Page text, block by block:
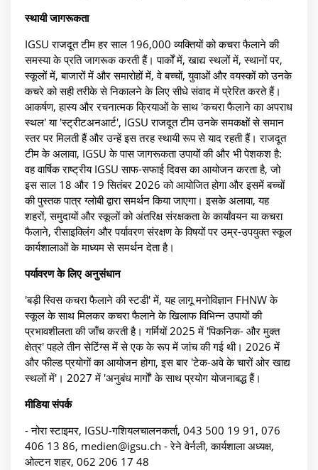
स्थायी जागरूकता
IGSU राजदूत टीम हर साल 196,000 व्यक्तियों को कचरा फैलाने की
समस्या के प्रति जागरूक करती हैं। पार्कों में, खाद्य स्थलों में, स्थानों पर,
स्कूलों में, बाजारों में और समारोहों में, वे बच्चों, युवाओं और वयस्कों को उनके
कचरे को सही तरीके से निकालने के लिए सीधे संवाद में प्रेरित करते हैं।
आकर्षण, हास्य और रचनात्मक क्रियाओं के साथ 'कचरा फैलाने का अपराध
स्थल' या 'स्ट्रीटअनआर्ट', IGSU राजदूत टीम उनके समकक्षों से समान
स्तर पर मिलती हैं और उन्हें इस तरह स्थायी रूप से याद रहती हैं। राजदूत
टीम के अलावा, IGSU के पास जागरूकता उपायों की और भी पेशकश है:
वह वार्षिक राष्ट्रीय IGSU साफ-सफाई दिवस का आयोजन करता है, जो
इस साल 18 और 19 सितंबर 2026 को आयोजित होगा और इसमें बच्चों
की पुस्तक पात्र ग्लोबी द्वारा समर्थन किया जाएगा। इसके अलावा, यह
शहरों, समुदायों और स्कूलों को अंतरिक्ष संरक्षकता के कार्यांवयन या कचरा
फैलाने, रीसाइक्लिंग और पर्यावरण संरक्षण के विषयों पर उम्र-उपयुक्त स्कूल
कार्यशालाओं के माध्यम से समर्थन देता है।
पर्यावरण के लिए अनुसंधान
'बड़ी स्विस कचरा फैलाने की स्टडी' में, यह लागू मनोविज्ञान FHNW के
स्कूल के साथ मिलकर कचरा फैलाने के खिलाफ विभिन्न उपायों की
प्रभावशीलता की जाँच करती है। गर्मियों 2025 में 'पिकनिक- और मुक्त
क्षेत्र' पहले तीन सेटिंग्स में से एक के रूप में जांच की गई थी। 2026 में
और फील्ड प्रयोगों का आयोजन होगा, इस बार 'टेक-अवे के चारों ओर खाद्य
स्थलों में'। 2027 में 'अनुबंध मार्गों' के साथ प्रयोग योजनाबद्ध हैं।
मीडिया संपर्क
- नोरा स्टाइमर, IGSU-गशियलचालनकर्ता, 043 500 19 91, 076
406 13 86, medien@igsu.ch - रेने वेर्नली, कार्यशाला अध्यक्ष,
ओल्टन शहर, 062 206 17 48